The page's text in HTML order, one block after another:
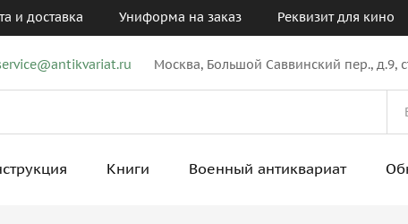
и доставка Униформа на заказ Реквизит для кино
Москва, Большой Саввинский пер., д.9,
Книги Военный антиквариат